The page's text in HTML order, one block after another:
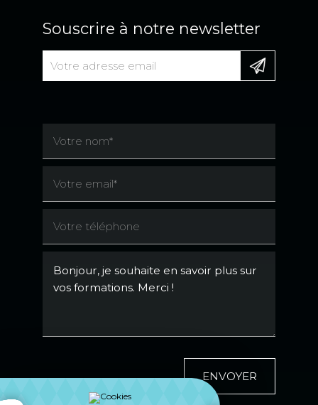
Souscrire à notre newsletter
ENVOYER